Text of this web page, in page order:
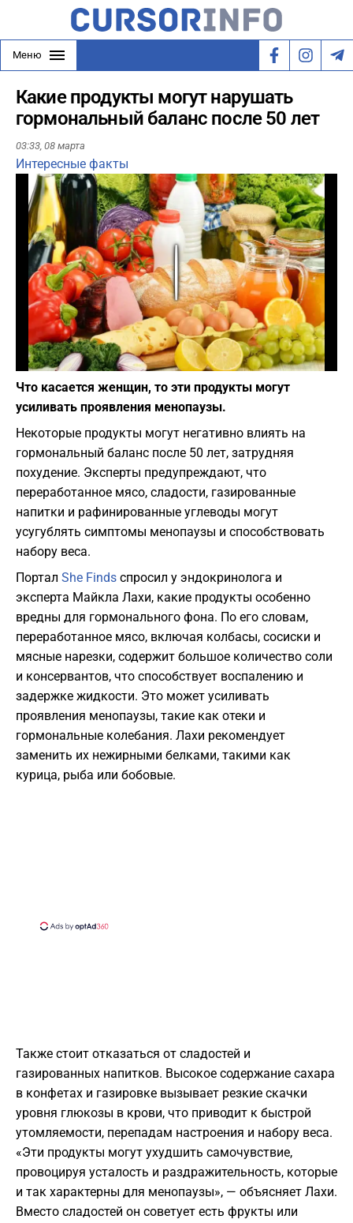
Меню
Какие продукты могут нарушать
гормональный баланс после 50 лет
03:33, 08 марта
Интересные факты
Play
Фото: depositphotos.com
Что касается женщин, то эти продукты могут
усиливать проявления менопаузы.
Некоторые продукты могут негативно влиять на
гормональный баланс после 50 лет, затрудняя
похудение. Эксперты предупреждают, что
переработанное мясо, сладости, газированные
напитки и рафинированные углеводы могут
усугублять симптомы менопаузы и способствовать
набору веса.
Портал She Finds спросил у эндокринолога и
эксперта Майкла Лахи, какие продукты особенно
вредны для гормонального фона. По его словам,
переработанное мясо, включая колбасы, сосиски и
мясные нарезки, содержит большое количество соли
и консервантов, что способствует воспалению и
задержке жидкости. Это может усиливать
проявления менопаузы, такие как отеки и
гормональные колебания. Лахи рекомендует
заменить их нежирными белками, такими как
курица, рыба или бобовые.
Также стоит отказаться от сладостей и
газированных напитков. Высокое содержание сахара
в конфетах и газировке вызывает резкие скачки
уровня глюкозы в крови, что приводит к быстрой
утомляемости, перепадам настроения и набору веса.
«Эти продукты могут ухудшить самочувствие,
провоцируя усталость и раздражительность, которые
и так характерны для менопаузы», — объясняет Лахи.
Вместо сладостей он советует есть фрукты или